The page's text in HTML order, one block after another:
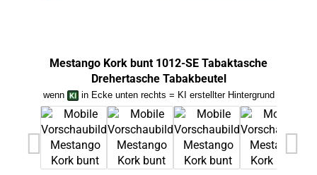
Mestango Kork bunt 1012-SE Tabaktasche
Drehertasche Tabakbeutel
wenn in Ecke unten rechts = KI erstellter Hintergrund